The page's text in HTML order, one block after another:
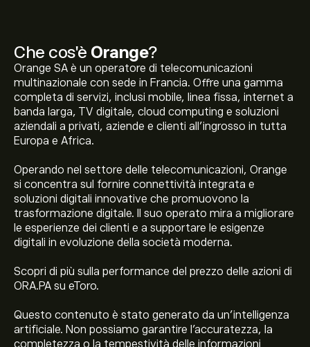
Che cos'è Orange?
Orange SA è un operatore di telecomunicazioni
multinazionale con sede in Francia. Offre una gamma
completa di servizi, inclusi mobile, linea fissa, internet a
banda larga, TV digitale, cloud computing e soluzioni
aziendali a privati, aziende e clienti all'ingrosso in tutta
Europa e Africa.
Operando nel settore delle telecomunicazioni, Orange
si concentra sul fornire connettività integrata e
soluzioni digitali innovative che promuovono la
trasformazione digitale. Il suo operato mira a migliorare
le esperienze dei clienti e a supportare le esigenze
digitali in evoluzione della società moderna.
Scopri di più sulla performance del prezzo delle azioni di
ORA.PA su eToro.
Questo contenuto è stato generato da un’intelligenza
artificiale. Non possiamo garantire l'accuratezza, la
completezza o la tempestività delle informazioni
Il prezzo attuale delle azioni ORA.PA è di 16.320‎€‎.